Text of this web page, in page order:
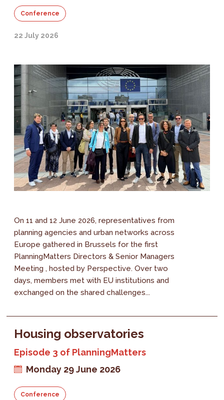
Conference
22 July 2026
On 11 and 12 June 2026, representatives from
planning agencies and urban networks across
Europe gathered in Brussels for the first
PlanningMatters Directors & Senior Managers
Meeting , hosted by Perspective. Over two
days, members met with EU institutions and
exchanged on the shared challenges...
Housing observatories
Episode 3 of PlanningMatters
Monday 29 June 2026
Conference